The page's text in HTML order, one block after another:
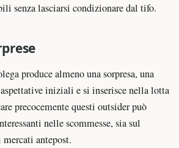
senza lasciarsi condizionare dal tifo.
produce almeno una sorpresa, una
aspettative iniziali e si inserisce nella lotta
precocemente questi outsider può
nelle scommesse, sia sul
antepost.